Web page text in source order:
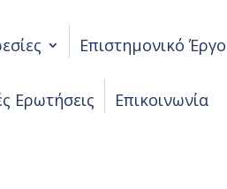
Επιστημονικό Έργο
Ερωτήσεις Επικοινωνία